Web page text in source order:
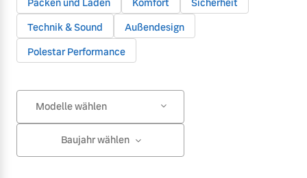
Packen und Laden Komfort
Sicherheit
Technik & Sound
Außendesign
Polestar Performance
Modelle wählen
Baujahr wählen